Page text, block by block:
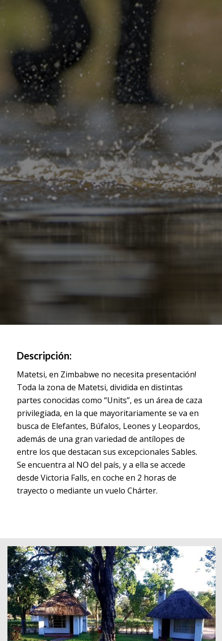
Descripción:
Matetsi, en Zimbabwe no necesita presentación!
Toda la zona de Matetsi, dividida en distintas
partes conocidas como “Units”, es un área de caza
privilegiada, en la que mayoritariamente se va en
busca de Elefantes, Búfalos, Leones y Leopardos,
además de una gran variedad de antílopes de
entre los que destacan sus excepcionales Sables.
Se encuentra al NO del país, y a ella se accede
desde Victoria Falls, en coche en 2 horas de
trayecto o mediante un vuelo Chárter.